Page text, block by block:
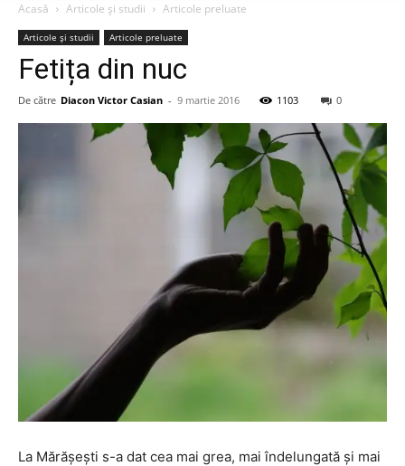
Acasă
Articole şi studii Articole preluate
Articole şi studii Articole preluate
Fetița din nuc
De către Diacon Victor Casian - 9 martie 2016 1103 0
La Mărăşeşti s-a dat cea mai grea, mai îndelungată şi mai